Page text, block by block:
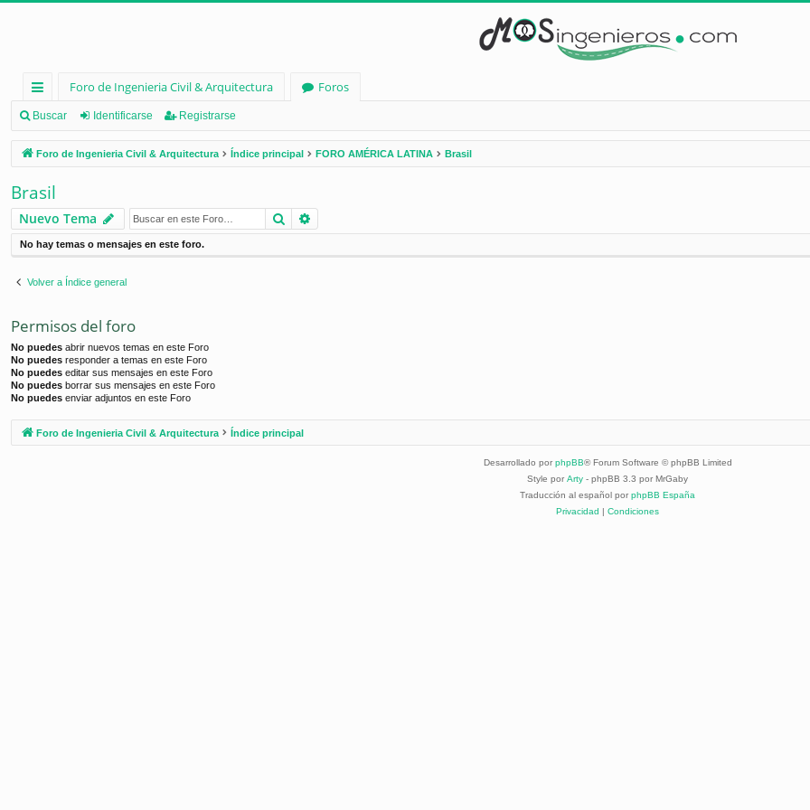
nl
ac
es
rá
pi
d
os
Foro de Ingenieria Civil & Arquitectura
Foros
Buscar Identificarse Registrarse
Foro de Ingenieria Civil & Arquitectura Índice principal FORO AMÉRICA LATINA Brasil
Brasil
Nuevo Tema Buscar
No hay temas o mensajes en este foro.
Volver a Índice general
Permisos del foro
No puedes abrir nuevos temas en este Foro
No puedes responder a temas en este Foro
No puedes editar sus mensajes en este Foro
No puedes borrar sus mensajes en este Foro
No puedes enviar adjuntos en este Foro
Foro de Ingenieria Civil & Arquitectura Índice principal
Desarrollado por phpBB® Forum Software © phpBB Limited
Style por Arty - phpBB 3.3 por MrGaby
Traducción al español por phpBB España
Privacidad | Condiciones